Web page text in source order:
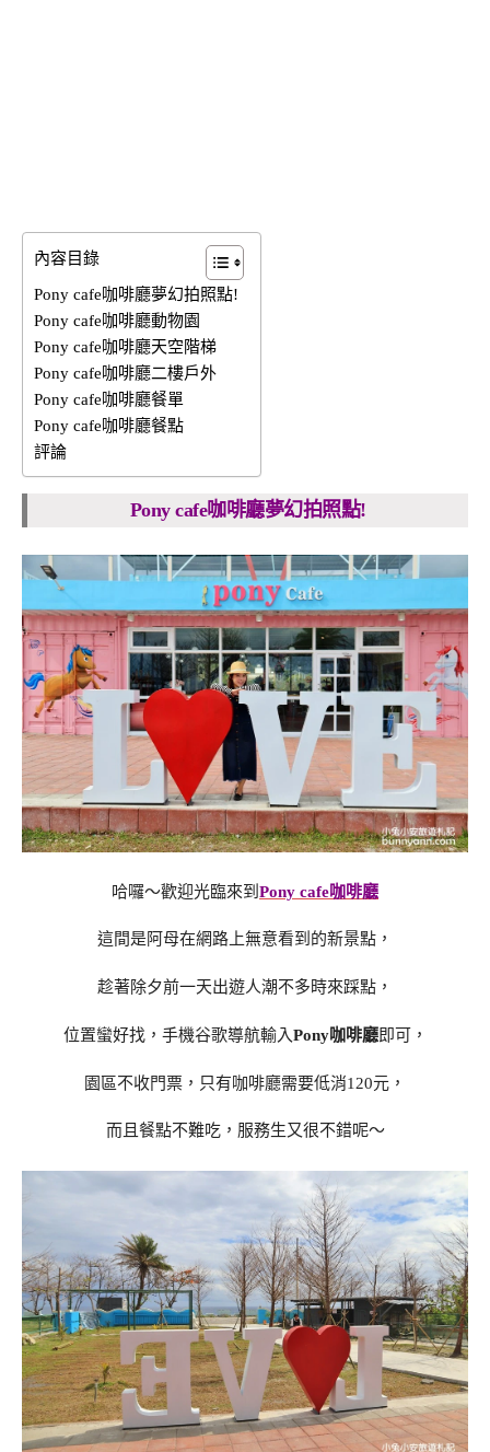
內容目錄
Pony cafe咖啡廳夢幻拍照點!
Pony cafe咖啡廳動物園
Pony cafe咖啡廳天空階梯
Pony cafe咖啡廳二樓戶外
Pony cafe咖啡廳餐單
Pony cafe咖啡廳餐點
評論
Pony cafe咖啡廳夢幻拍照點!
哈囉～歡迎光臨來到 Pony cafe咖啡廳
這間是阿母在網路上無意看到的新景點，
趁著除夕前一天出遊人潮不多時來踩點，
位置蠻好找，手機谷歌導航輸入Pony咖啡廳即可，
園區不收門票，只有咖啡廳需要低消120元，
而且餐點不難吃，服務生又很不錯呢～